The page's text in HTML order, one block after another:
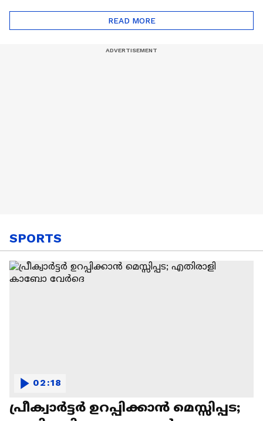
മുറുകുന്നു | Ayodhya
ഹെൽത്തിലെ
900ത്തോളം
READ MORE
SPORTS
പ്രീക്വാർട്ടർ ഉറപ്പിക്കാൻ മെസ്സിപ്പട;
02:18